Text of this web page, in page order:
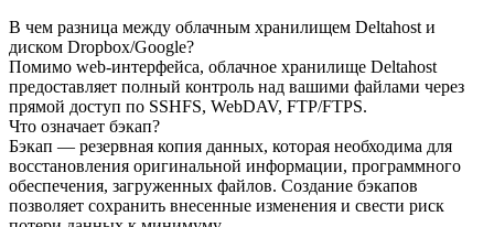
В чем разница между облачным хранилищем Deltahost и
диском Dropbox/Google?
Помимо web-интерфейса, облачное хранилище Deltahost
предоставляет полный контроль над вашими файлами через
прямой доступ по SSHFS, WebDAV, FTP/FTPS.
Что означает бэкап?
Бэкап — резервная копия данных, которая необходима для
восстановления оригинальной информации, программного
обеспечения, загруженных файлов. Создание бэкапов
позволяет сохранить внесенные изменения и свести риск